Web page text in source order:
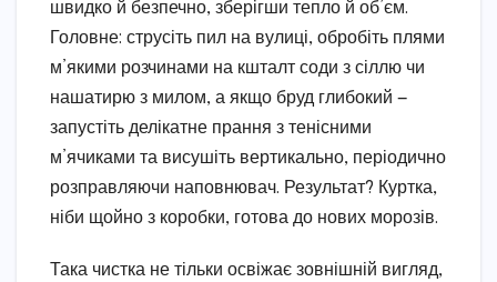
швидко й безпечно, зберігши тепло й об’єм.
Головне: струсіть пил на вулиці, обробіть плями
м’якими розчинами на кшталт соди з сіллю чи
нашатирю з милом, а якщо бруд глибокий —
запустіть делікатне прання з тенісними
м’ячиками та висушіть вертикально, періодично
розправляючи наповнювач. Результат? Куртка,
ніби щойно з коробки, готова до нових морозів.
Така чистка не тільки освіжає зовнішній вигляд,